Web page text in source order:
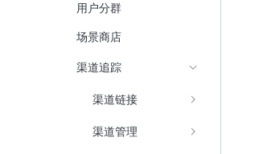
用户分群
场景商店
渠道追踪
渠道链接
渠道管理